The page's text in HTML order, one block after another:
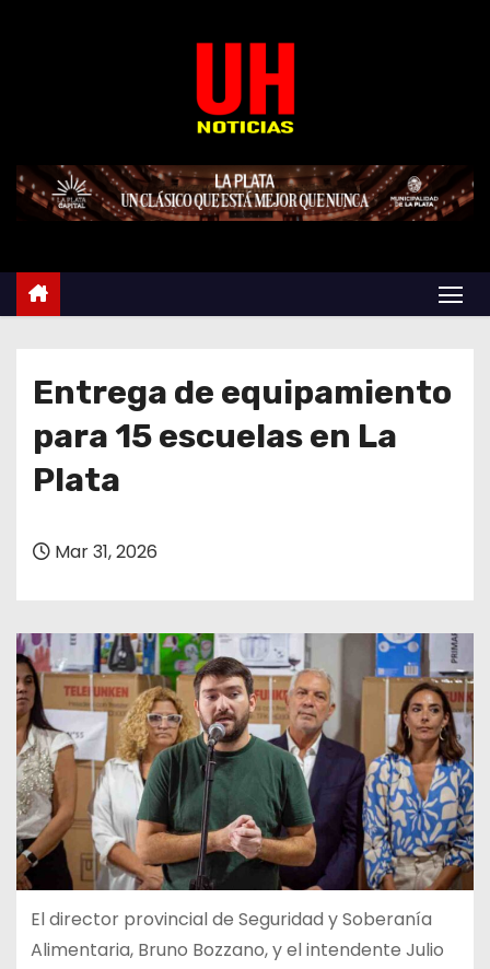
e
Entrega de equipamiento
para 15 escuelas en La
Plata
Mar 31, 2026
El director provincial de Seguridad y Soberanía
Alimentaria, Bruno Bozzano, y el intendente Julio